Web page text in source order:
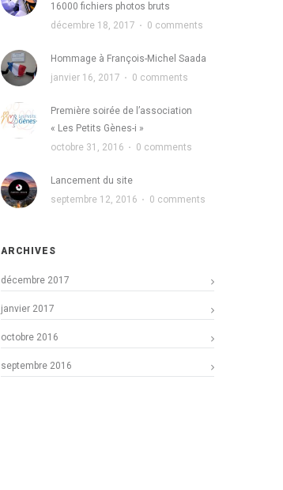
16000 fichiers photos bruts
décembre 18, 2017 · 0 comments
Hommage à François-Michel Saada
janvier 16, 2017 · 0 comments
Première soirée de l’association
« Les Petits Gènes-i »
octobre 31, 2016 · 0 comments
Lancement du site
septembre 12, 2016 · 0 comments
ARCHIVES
décembre 2017
janvier 2017
octobre 2016
septembre 2016